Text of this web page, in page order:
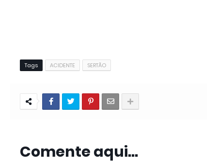
Tags ACIDENTE SERTÃO
Comente aqui...